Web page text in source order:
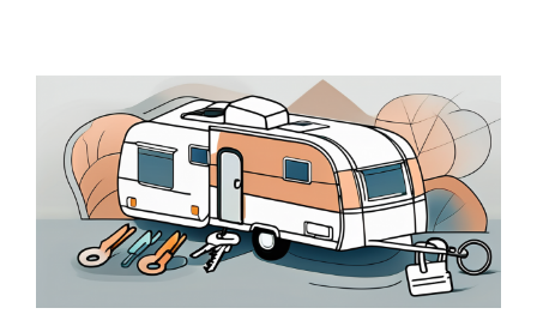
grösseres
Bild